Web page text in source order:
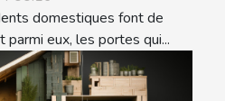
domestiques font de
eux, les portes qui...